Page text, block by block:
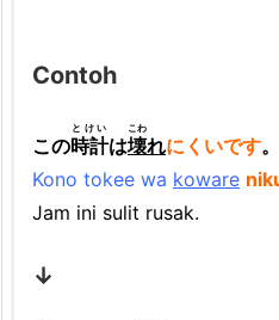
Contoh
この時計
とけい
は壊
こわ
れにくいです。
Kono tokee wa koware
Jam ini sulit rusak.
↓